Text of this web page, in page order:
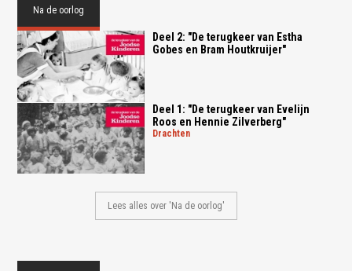
Na de oorlog
Deel 2: "De terugkeer van Estha
Gobes en Bram Houtkruijer"
Deel 1: "De terugkeer van Evelijn
Roos en Hennie Zilverberg"
drachten
Lees alles over 'Na de oorlog'